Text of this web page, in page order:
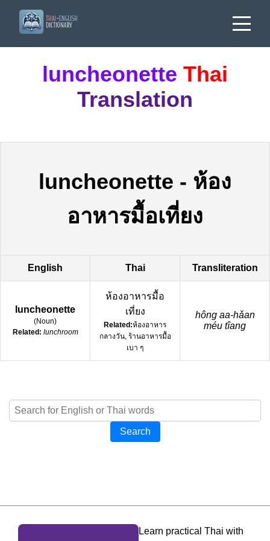
luncheonette Thai
Translation
luncheonette - ห้อง
อาหารมื้อเที่ยง
English Thai Transliteration
luncheonette
(Noun)
Related: lunchroom
ห้องอาหารมื้อ
เที่ยง
Related:ห้องอาหาร
กลางวัน, ร้านอาหารมื้อ
เบา ๆ
hông aa-hǎan
méu tîang
Search
Learn practical Thai with